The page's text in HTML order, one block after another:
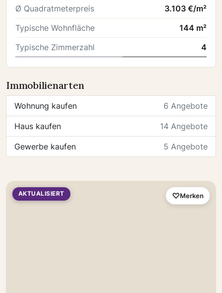
Ø Quadratmeterpreis
3.103 €/m²
Typische Wohnfläche
144 m²
Typische Zimmerzahl
4
Immobilienarten
Wohnung kaufen 6 Angebote
Haus kaufen 14 Angebote
Gewerbe kaufen 5 Angebote
AKTUALISIERT Merken